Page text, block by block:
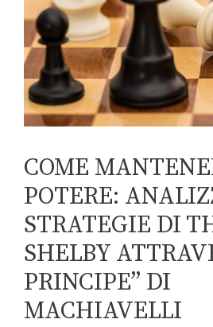
COME
POTERE:
STRATEGIE DI
SHELBY
PRINCIPE” DI
MACHIAVELLI